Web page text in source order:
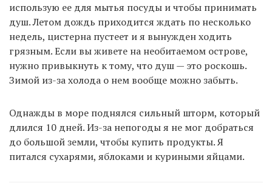
использую ее для мытья посуды и чтобы принимать
душ. Летом дождь приходится ждать по несколько
недель, цистерна пустеет и я вынужден ходить
грязным. Если вы живете на необитаемом острове,
нужно привыкнуть к тому, что душ — это роскошь.
Зимой из-за холода о нем вообще можно забыть.
Однажды в море поднялся сильный шторм, который
длился 10 дней. Из-за непогоды я не мог добраться
до большой земли, чтобы купить продукты. Я
питался сухарями, яблоками и куриными яйцами.